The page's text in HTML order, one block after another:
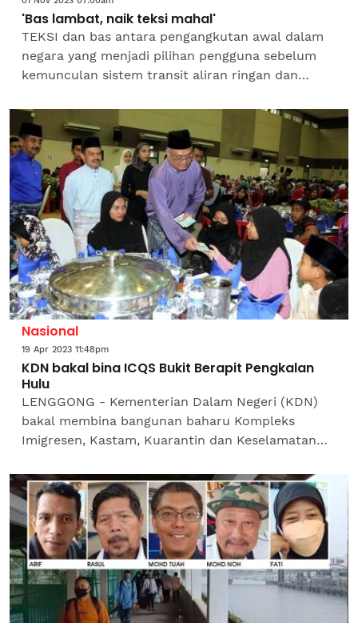
'Bas lambat, naik teksi mahal'
TEKSI dan bas antara pengangkutan awal dalam
negara yang menjadi pilihan pengguna sebelum
kemunculan sistem transit aliran ringan dan
Bagaimanapun kemudahan itu...
Nasional
19 Apr 2023 11:48pm
KDN bakal bina ICQS Bukit Berapit Pengkalan
Hulu
LENGGONG - Kementerian Dalam Negeri (KDN)
bakal membina bangunan baharu Kompleks
Imigresen, Kastam, Kuarantin dan Keselamatan
pintu sempadan...